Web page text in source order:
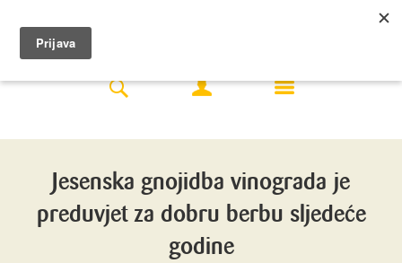
Jesenska gnojidba vinograda je
preduvjet za dobru berbu sljedeće
godine